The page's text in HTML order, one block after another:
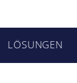
LÖSUNGEN